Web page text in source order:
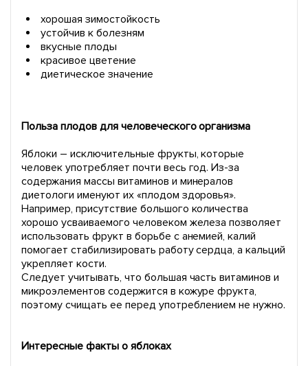
хорошая зимостойкость
устойчив к болезням
вкусные плоды
красивое цветение
диетическое значение
Польза плодов для человеческого организма
Яблоки – исключительные фрукты, которые
человек употребляет почти весь год. Из-за
содержания массы витаминов и минералов
диетологи именуют их «плодом здоровья».
Например, присутствие большого количества
хорошо усваиваемого человеком железа позволяет
использовать фрукт в борьбе с анемией, калий
помогает стабилизировать работу сердца, а кальций
укрепляет кости.
Следует учитывать, что большая часть витаминов и
микроэлементов содержится в кожуре фрукта,
поэтому счищать ее перед употреблением не нужно.
Интересные факты о яблоках